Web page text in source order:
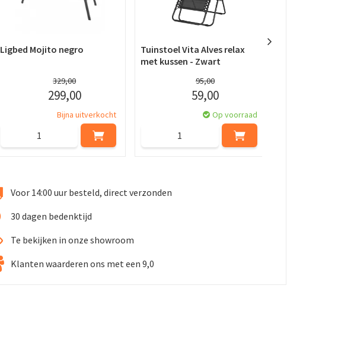
Ligbed Mojito negro
329,00
299,00
Bijna uitverkocht
Tuinstoel Vita Alves relax
met kussen - Zwart
95,00
59,00
Op voorraad
Voor 14:00 uur besteld, direct verzonden
30 dagen bedenktijd
Te bekijken in onze showroom
Klanten waarderen ons met een 9,0